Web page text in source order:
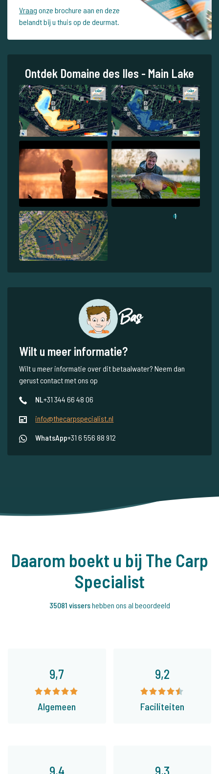
Vraag onze brochure aan en deze
belandt bij u thuis op de deurmat.
Ontdek Domaine des Iles - Main Lake
1
Bas
Wilt u meer informatie?
Wilt u meer informatie over dit betaalwater? Neem dan
gerust contact met ons op
NL+31 344 66 48 06
info@thecarpspecialist.nl
WhatsApp+31 6 556 88 912
Daarom boekt u bij The Carp
Specialist
35081 vissershebben ons al beoordeeld
9,7
Algemeen
9,2
Faciliteiten
9,4 9,3